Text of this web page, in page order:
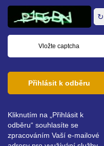
adresa
↻
Přihlásit k odběru
Kliknutím na „Přihlásit k
odběru“ souhlasíte se
zpracováním Vaší e-mailové